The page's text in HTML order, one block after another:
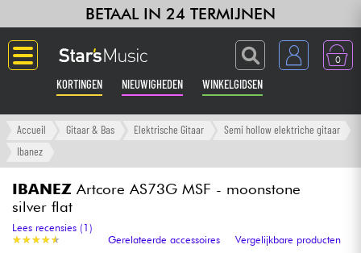
BETAAL IN 24 TERMIJNEN
0
KORTINGEN NIEUWIGHEDEN WINKELGIDSEN
Langue
Versterker & Effecten
Accueil Gitaar & Bas Elektrische Gitaar
Semi hollow elektriche gitaar
Ibanez
IBANEZ Artcore AS73G MSF - moonstone
silver flat
★★★★★
★★★★★
Lees recensies (1)
Gerelateerde accessoires
Vergelijkbare producten